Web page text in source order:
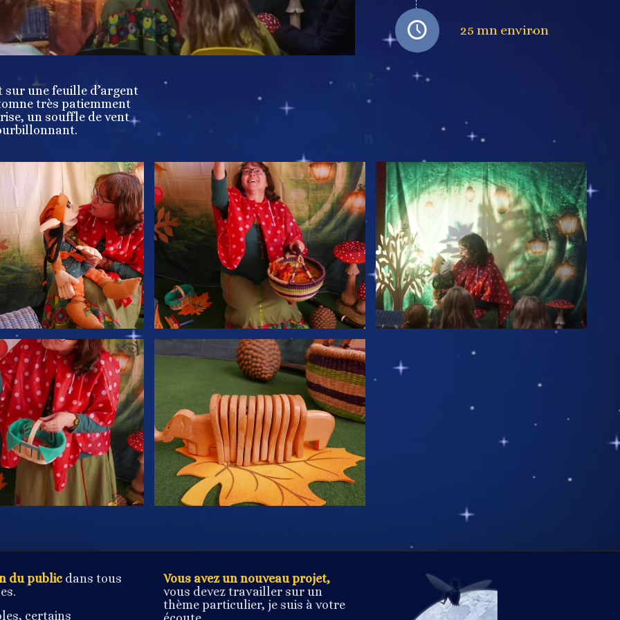
sur une feuille d’argent
très patiemment
un souffle de vent
25 mn environ
du public dans tous
certains
Vous avez un nouveau projet,
vous devez travailler sur un
thème particulier, je suis à votre